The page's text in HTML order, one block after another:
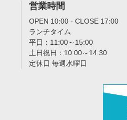
営業時間
OPEN 10:00 - CLOSE 17:00
ランチタイム
平日：11:00～15:00
土日祝日：10:00～14:30
定休日 毎週水曜日